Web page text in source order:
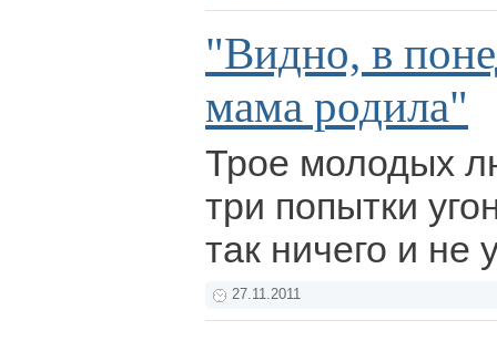
"Видно, в
мама родила"
Трое молодых
три попытки
так ничего и не
27.11.2011